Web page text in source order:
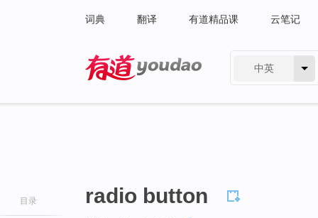
词典 翻译 有道精品课 云笔记
中英
目录 radio button